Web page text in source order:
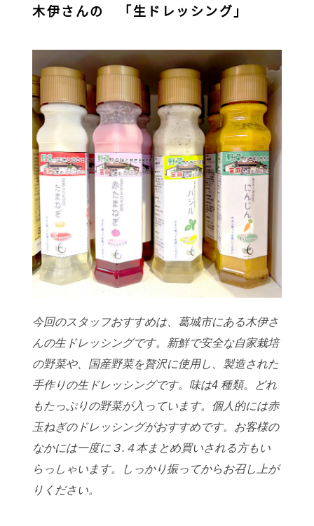
木伊さんの 「生ドレッシング」
今回のスタッフおすすめは、葛城市にある木伊さ
んの生ドレッシングです。 新鮮で安全な自家栽培
の野菜や、国産野菜を贅沢に使用し、製造された
手作りの生ドレッシングです。味は4 種類。どれ
もたっぷりの野菜が入っています。個人的には赤
玉ねぎのドレッシングがおすすめです。お客様の
なかには一度に３.４本まとめ買いされる方もい
らっしゃいます。しっかり振ってからお召し上が
りください。